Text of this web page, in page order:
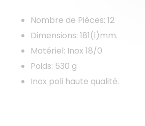
Nombre de Pièces: 12
Dimensions: 181(l)mm.
Matériel: Inox 18/0
Poids: 530 g
Inox poli haute qualité.